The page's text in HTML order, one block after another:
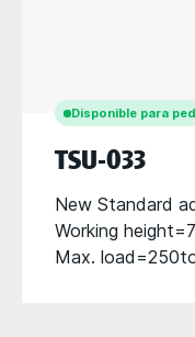
Disponible para
TSU-033
New Standard
Working
Max.